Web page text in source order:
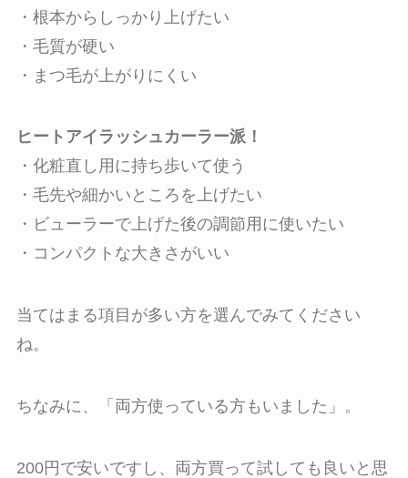
・ 根本からしっかり上げたい
・ 毛質が硬い
・ まつ毛が上がりにくい
ヒートアイラッシュカーラー派！
・ 化粧直し用に持ち歩いて使う
・ 毛先や細かいところを上げたい
・ ビューラーで上げた後の調節用に使いたい
・ コンパクトな大きさがいい
当てはまる項目が多い方を選んでみてください
ね。
ちなみに、「 両方使っている方もいました 」。
200円で安いですし、両方買って試しても良いと思